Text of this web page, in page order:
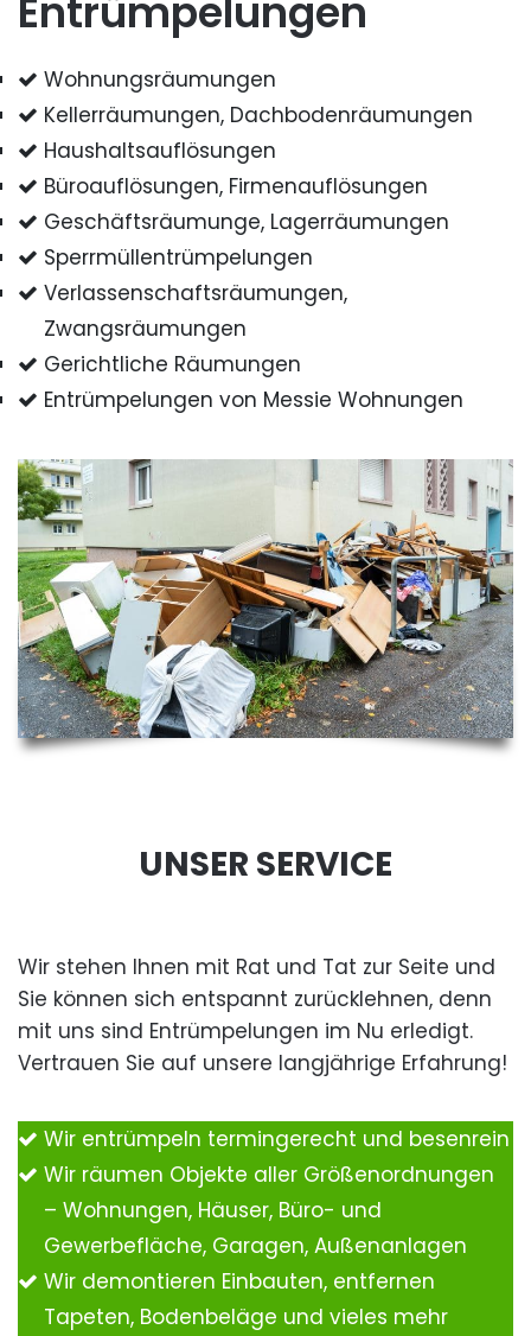
Entrümpelungen
Wohnungsräumungen
Kellerräumungen, Dachbodenräumungen
Haushaltsauflösungen
Büroauflösungen, Firmenauflösungen
Geschäftsräumunge, Lagerräumungen
Sperrmüllentrümpelungen
Verlassenschaftsräumungen,
Zwangsräumungen
Gerichtliche Räumungen
Entrümpelungen von Messie Wohnungen
UNSER SERVICE
Wir stehen Ihnen mit Rat und Tat zur Seite und
Sie können sich entspannt zurücklehnen, denn
mit uns sind Entrümpelungen im Nu erledigt.
Vertrauen Sie auf unsere langjährige Erfahrung!
Wir entrümpeln termingerecht und besenrein
Wir räumen Objekte aller Größenordnungen
– Wohnungen, Häuser, Büro- und
Gewerbefläche, Garagen, Außenanlagen
Wir demontieren Einbauten, entfernen
Tapeten, Bodenbeläge und vieles mehr